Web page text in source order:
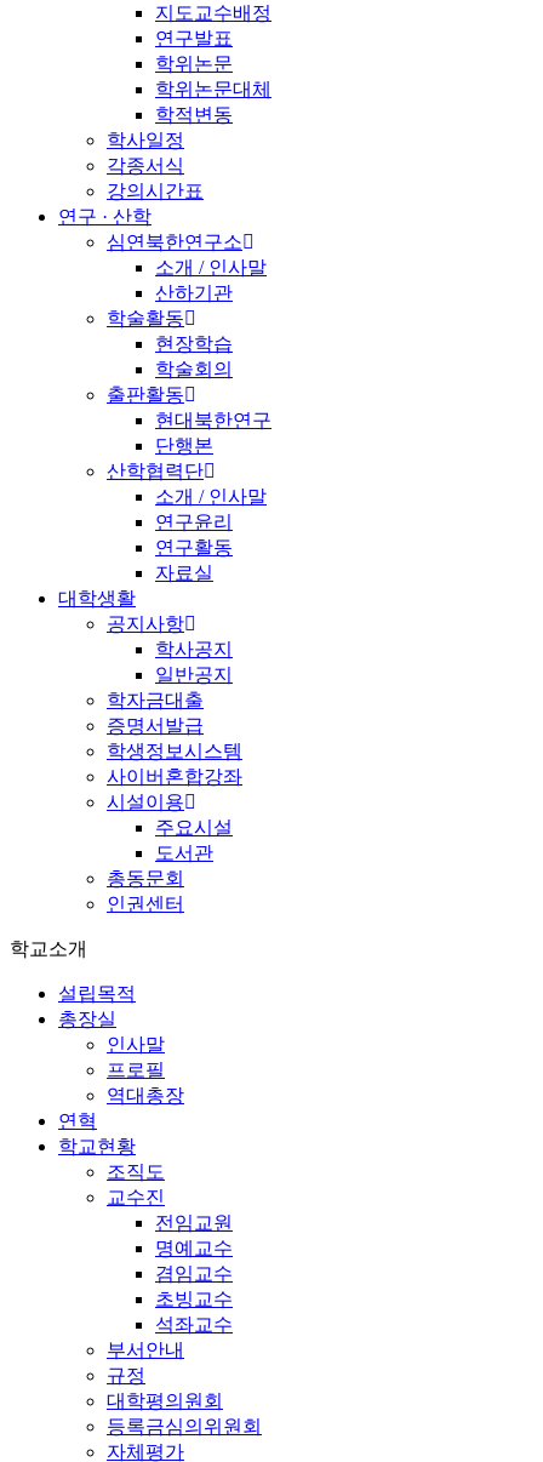
지도교수배정
연구발표
학위논문
학위논문대체
학적변동
학사일정
각종서식
강의시간표
연구 · 산학
심연북한연구소
소개 / 인사말
산하기관
학술활동
현장학습
학술회의
출판활동
현대북한연구
단행본
산학협력단
소개 / 인사말
연구윤리
연구활동
자료실
대학생활
공지사항
학사공지
일반공지
학자금대출
증명서발급
학생정보시스템
사이버혼합강좌
시설이용
주요시설
도서관
총동문회
인권센터
학교소개
설립목적
총장실
인사말
프로필
역대총장
연혁
학교현황
조직도
교수진
전임교원
명예교수
겸임교수
초빙교수
석좌교수
부서안내
규정
대학평의원회
등록금심의위원회
자체평가